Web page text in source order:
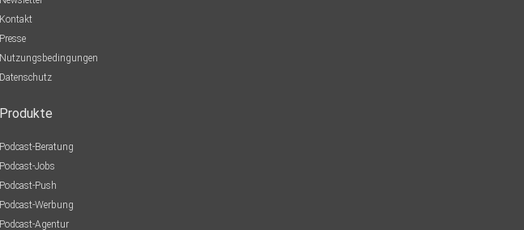
Kontakt
Presse
Nutzungsbedingungen
Datenschutz
Produkte
Podcast-Beratung
Podcast-Jobs
Podcast-Push
Podcast-Werbung
Podcast-Agentur